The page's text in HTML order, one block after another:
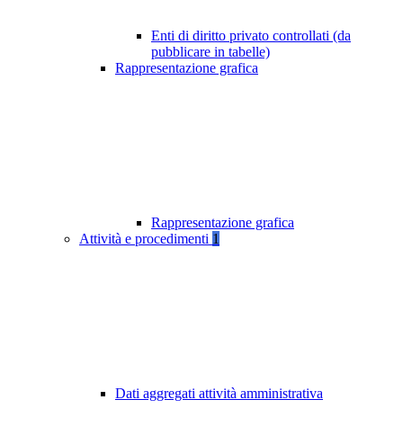
Enti di diritto privato controllati (da
pubblicare in tabelle)
Rappresentazione grafica
Rappresentazione grafica
Attività e procedimenti 1
Dati aggregati attività amministrativa